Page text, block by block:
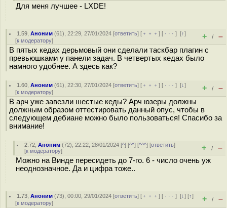
Для меня лучшее - LXDE!
1.59 ,Аноним (61), 22:29, 27/01/2024 [ответить] [ ﹢﹢﹢] [ · · ·][↑]
[к модератору] + / –
В пятых кедах дерьмовый они сделали таскбар плагин с
превьюшками у панели задач. В четвертых кедах было
намного удобнее. А здесь как?
1.60 ,Аноним (61), 22:30, 27/01/2024 [ответить] [ ﹢﹢﹢] [ · · ·][↓]
[к модератору] + / –
В арч уже завезли шестые кеды? Арч юзеры должны
должным образом оттестировать данный опус, чтобы в
следующем дебиане можно было пользоваться! Спасибо за
внимание!
2.72 ,Аноним (72), 22:22, 28/01/2024 [^] [^^] [^^^] [ответить]
[к модератору] + / –
Можно на Винде пересидеть до 7-го. 6 - число очень уж
неоднозначное. Да и цифра тоже..
1.73 ,Аноним (73), 00:00, 29/01/2024 [ответить] [ ﹢﹢﹢] [ · · ·][↓] [↑]
[к модератору] + / –